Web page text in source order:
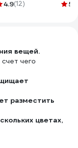
4.9(12) 5
вещей.
чего
разместить
цветах,